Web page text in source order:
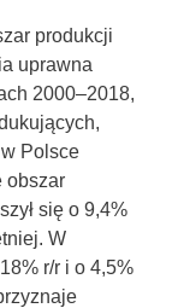
produkcji
uprawna
2000–2018,
Polsce
obszar
się o 9,4%
W
r/r i o 4,5%